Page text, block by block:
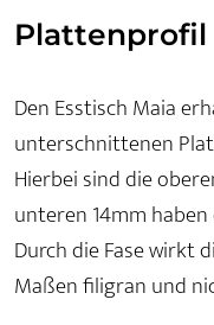
Plattenprofil
Den Esstisch Maia
unterschnittenen
Hierbei sind die
unteren 14mm haben
Durch die Fase wirkt
Maßen filigran und